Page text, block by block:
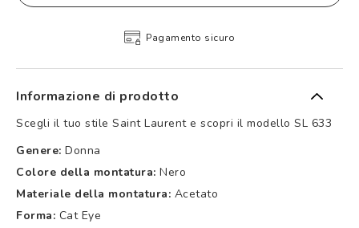
Pagamento sicuro
Informazione di prodotto
Scegli il tuo stile Saint Laurent e scopri il modello SL 633
Genere: Donna
Colore della montatura: Nero
Materiale della montatura: Acetato
Forma: Cat Eye